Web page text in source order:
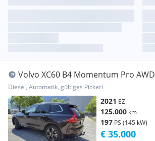
Volvo XC60 B4 Momentum Pro AWD
Geartronic
Diesel, Automatik, gültiges Pickerl
2021 EZ
125.000 km
197 PS (145 kW)
€ 35.000